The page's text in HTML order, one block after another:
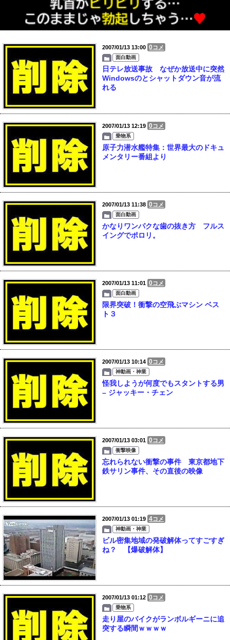
2007/01/13 13:00 0 コメ
面白動画
日テレ放送事故 なぜか放送中に突然
Windowsのとシャットダウン音が流
れる
2007/01/13 12:19 0 コメ
乗物系
原子力潜水艦特集：世界最大のドキュ
メンタリー番組より
2007/01/13 11:38 0 コメ
面白動画
かなりワンパクな歯の抜き方 フルス
イングでポロリ。
2007/01/13 11:01 0 コメ
面白動画
限界突破！衝撃の空飛ぶマシン ベス
ト３
2007/01/13 10:14 0 コメ
神動画・神業
怪我しようが何度でもスタントする男
– ジャッキー・チェン
2007/01/13 03:01 0 コメ
衝撃映像
忘れられない衝撃の事件 東京都地下
鉄サリン事件、その直後の映像
2007/01/13 01:19 4コメ
神動画・神業
ビル密集地域の発破解体ってすごすぎ
ね？ 【爆破解体】
2007/01/13 01:12 0 コメ
乗物系
走り屋のバイクがランボルギーニに追
突する瞬間ｗｗｗｗ